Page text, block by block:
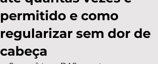
permitido e como
regularizar sem dor de
cabeça